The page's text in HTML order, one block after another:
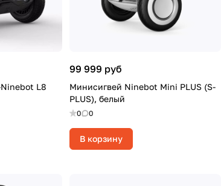
L8
99 999 руб
Минисигвей Ninebot Mini PLUS (S-
PLUS), белый
0 0
В корзину